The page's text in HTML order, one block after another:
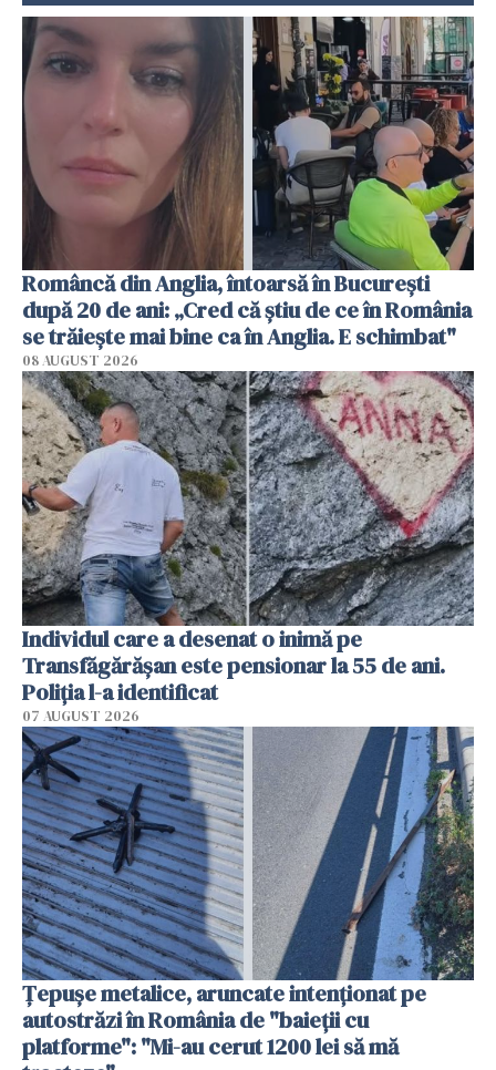
Româncă din Anglia, întoarsă în București
după 20 de ani: „Cred că știu de ce în România
se trăiește mai bine ca în Anglia. E schimbat"
08 AUGUST 2026
Individul care a desenat o inimă pe
Transfăgărășan este pensionar la 55 de ani.
Poliția l-a identificat
07 AUGUST 2026
Țepușe metalice, aruncate intenționat pe
autostrăzi în România de "baieții cu
platforme": "Mi-au cerut 1200 lei să mă